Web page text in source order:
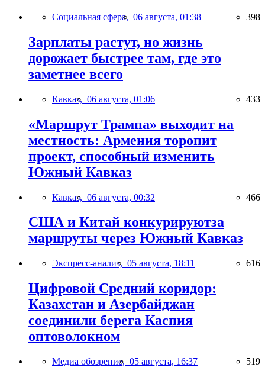
Социальная сфера, 06 августа, 01:38 398
Зарплаты растут, но жизнь
дорожает быстрее там, где это
заметнее всего
Кавказ, 06 августа, 01:06 433
«Маршрут Трампа» выходит на
местность: Армения торопит
проект, способный изменить
Южный Кавказ
Кавказ, 06 августа, 00:32 466
США и Китай конкурируютза
маршруты через Южный Кавказ
Экспресс-анализ, 05 августа, 18:11 616
Цифровой Средний коридор:
Казахстан и Азербайджан
соединили берега Каспия
оптоволокном
Медиа обозрение, 05 августа, 16:37 519